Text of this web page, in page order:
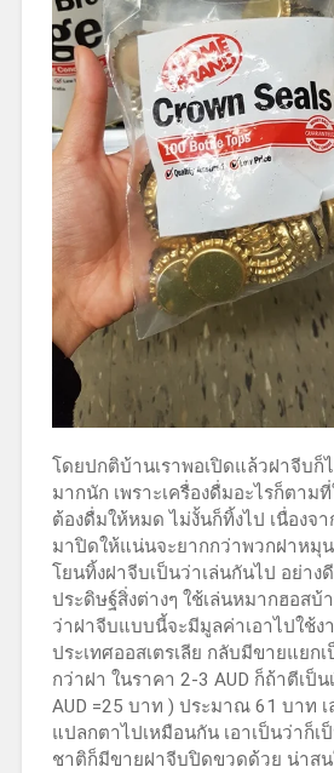
โดยปกติบ้านเราพอเปิดแล้วฝาจีบก็
มากนัก เพราะเครื่องดื่มอะไรก็ตาม
ต้องดื่มให้หมด ไม่งั้นก็ทิ้งไป เนื่องจ
มาปิดให้แน่นจะยากกว่าพวกฝาหมุ
โยนทิ้งฝาจีบเป็นว่าเล่นกันไป อย่าง
ประดิษฐ์สิ่งต่างๆ ใช้เล่นหมากฮอสบ้
ว่าฝาจีบแบบนี้จะมีมูลค่าเอาไปใช้ง
ประเทศออสเตรเลีย กลับมีขายแยก
กว่าฝา ในราคา 2-3 AUD ก็ถ้าตีเป็น
AUD =25 บาท ) ประมาณ 61 บาท
แปลกตาไปเหมือนกัน เอาเป็นว่าก็เ
ชาติก็มีขายฝาจีบปิดขวดด้วย น่าสน